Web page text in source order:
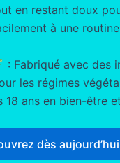
en restant doux
à une
: Fabriqué avec des
les régimes
18 ans en bien-être
dès